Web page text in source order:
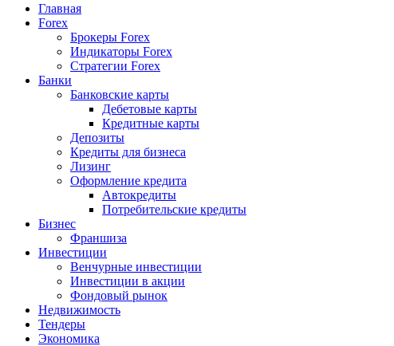
Главная
Forex
Брокеры Forex
Индикаторы Forex
Стратегии Forex
Банки
Банковские карты
Дебетовые карты
Кредитные карты
Депозиты
Кредиты для бизнеса
Лизинг
Оформление кредита
Автокредиты
Потребительские кредиты
Бизнес
Франшиза
Инвестиции
Венчурные инвестиции
Инвестиции в акции
Фондовый рынок
Недвижимость
Тендеры
Экономика